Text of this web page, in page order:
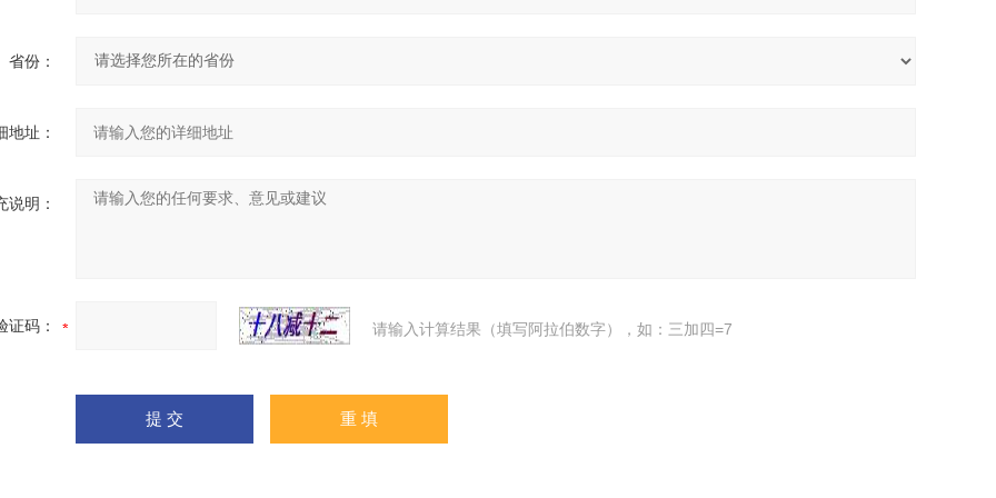
省份：
地址：
说明：
证码： 请输入计算结果（填写阿拉伯数字），如：三加四=7